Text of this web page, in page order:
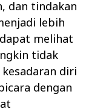
dan tindakan
lebih
melihat
tidak
diri
dengan